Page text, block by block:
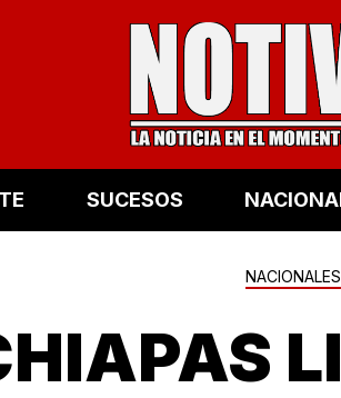
SUCESOS
NACIONALES